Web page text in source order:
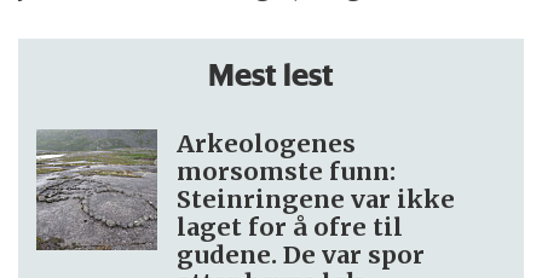
Mest lest
Arkeologenes
morsomste funn:
Steinringene var ikke
laget for å ofre til
gudene. De var spor